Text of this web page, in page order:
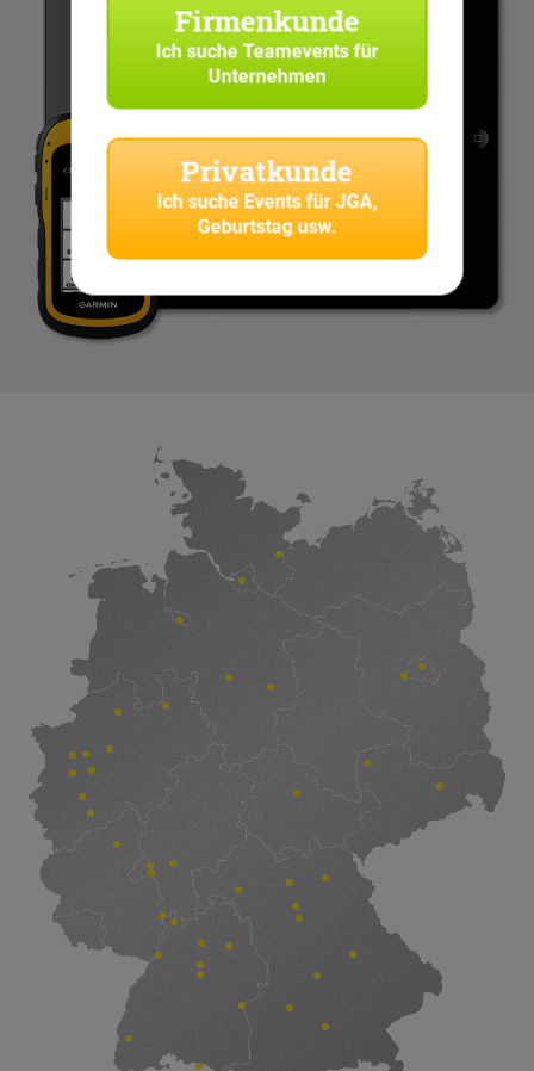
Firmenkunde
Ich sucheTeamevents für
Unternehmen
Privatkunde
Ich suche Events für JGA,
Geburtstag usw.